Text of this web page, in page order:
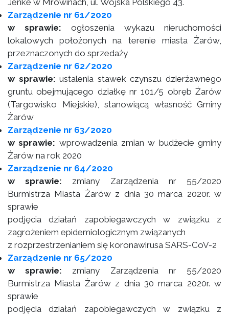
Jenke w Mrowinach, ul. Wojska Polskiego 43.
Zarządzenie nr 61/2020
w sprawie: ogłoszenia wykazu nieruchomości
lokalowych położonych na terenie miasta Żarów,
przeznaczonych do sprzedaży
Zarządzenie nr 62/2020
w sprawie: ustalenia stawek czynszu dzierżawnego
gruntu obejmującego działkę nr 101/5 obręb Żarów
(Targowisko Miejskie), stanowiącą własność Gminy
Żarów
Zarządzenie nr 63/2020
w sprawie: wprowadzenia zmian w budżecie gminy
Żarów na rok 2020
Zarządzenie nr 64/2020
w sprawie: zmiany Zarządzenia nr 55/2020
Burmistrza Miasta Żarów z dnia 30 marca 2020r. w
sprawie
podjęcia działań zapobiegawczych w związku z
zagrożeniem epidemiologicznym związanych
z rozprzestrzenianiem się koronawirusa SARS-CoV-2
Zarządzenie nr 65/2020
w sprawie: zmiany Zarządzenia nr 55/2020
Burmistrza Miasta Żarów z dnia 30 marca 2020r. w
sprawie
podjęcia działań zapobiegawczych w związku z